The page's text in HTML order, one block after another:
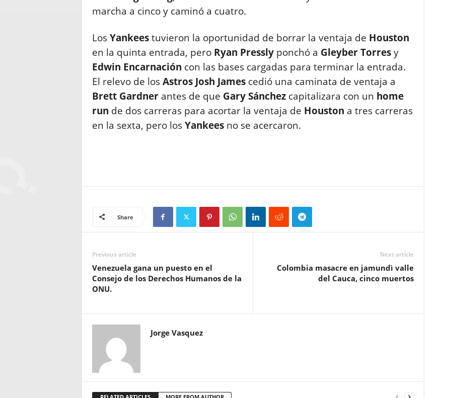
marcha a cinco y caminó a cuatro.
LosYankeestuvieron la oportunidad de borrar la ventaja de Houston
en la quinta entrada, pero Ryan Presslyponchó a Gleyber Torresy
Edwin Encarnación con las bases cargadas para terminar la entrada.
El relevo de losAstros Josh Jamescedió una caminata de ventaja a
Brett Gardnerantes de que Gary Sánchezcapitalizara con un home
run de dos carreras para acortar la ventaja de Houston a tres carreras
en la sexta, pero losYankeesno se acercaron.
Share
Previous article
Venezuela gana un puesto en el
Consejo de los Derechos Humanos de la
ONU.
Next article
Colombia masacre en jamundì valle
del Cauca, cinco muertos
Jorge Vasquez